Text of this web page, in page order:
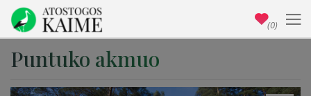
Puntuko akmuo
(0)